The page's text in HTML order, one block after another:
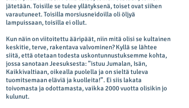
jätetään. Toisille se tulee yllätyksenä, toiset ovat siihen
varautuneet. Toisilla morsiusneidoilla oli öljyä
lampuissaan, toisilla ei ollut.
Kun näin on viitoitettu ääripäät, niin mitä olisi se kultainen
keskitie, terve, rakentava valvominen? Kyllä se lähtee
siitä, että otetaan todesta uskontunnustuksemme kohta,
jossa sanotaan Jeesuksesta: ”istuu Jumalan, Isän,
Kaikkivaltiaan, oikealla puolella ja on sieltä tuleva
tuomitsemaan eläviä ja kuolleita!”. Ei siis lakata
toivomasta ja odottamasta, vaikka 2000 vuotta olisikin jo
kulunut.